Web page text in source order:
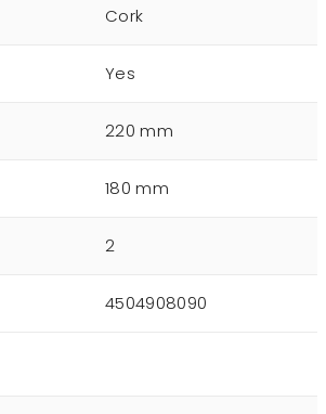
Cork
Yes
220 mm
180 mm
2
4504908090